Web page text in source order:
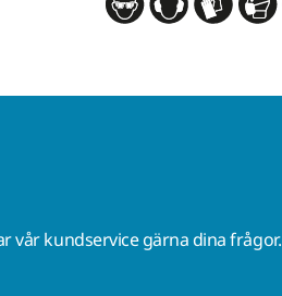
vår kundservice gärna dina frågor.